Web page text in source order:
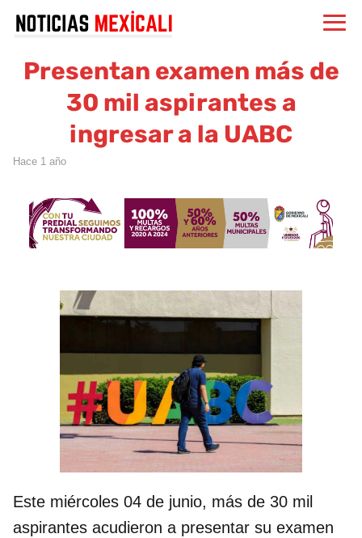
Presentan examen más de
30 mil aspirantes a
ingresar a la UABC
hace 1 año
Este miércoles 04 de junio, más de 30 mil
aspirantes acudieron a presentar su examen